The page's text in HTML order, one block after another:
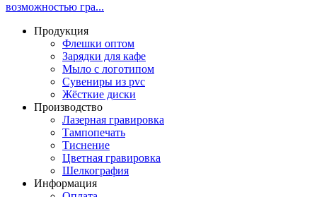
возможностью гра...
Продукция
Флешки оптом
Зарядки для кафе
Мыло с логотипом
Сувениры из pvc
Жёсткие диски
Производство
Лазерная гравировка
Тампопечать
Тиснение
Цветная гравировка
Шелкография
Информация